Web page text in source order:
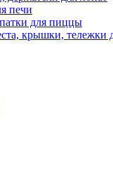
печи
для пиццы
крышки, тележки